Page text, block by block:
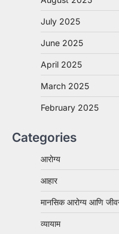
July 2025
June 2025
April 2025
March 2025
February 2025
Categories
आरोग्य
आहार
मानसिक आरोग्य आणि
व्यायाम